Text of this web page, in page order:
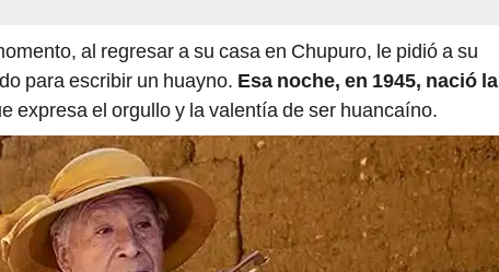
al regresar a su casa en Chupuro, le pidió a su
para escribir un huayno. Esa noche, en 1945, nació la
expresa el orgullo y la valentía de ser huancaíno.